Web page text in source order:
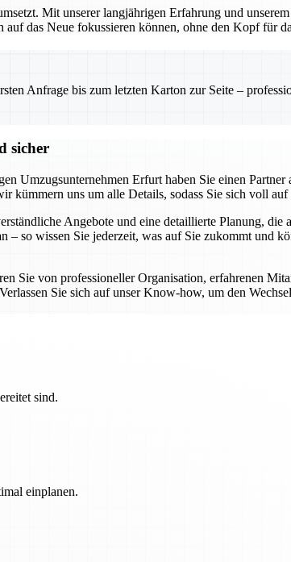
Mit unserer langjährigen Erfahrung und
das Neue fokussieren können, ohne den Kopf für
Anfrage bis zum letzten Karton zur Seite –
sicher
Umzugsunternehmen Erfurt haben Sie einen
uns um alle Details, sodass Sie sich voll
Angebote und eine detaillierte Planung, die
so wissen Sie jederzeit, was auf Sie zukommt und
Sie von professioneller Organisation, erfahrenen
Sie sich auf unser Know-how, um den
sind.
einplanen.